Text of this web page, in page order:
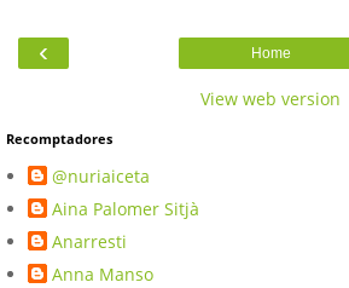
‹ Home
View web version
Recomptadores
@nuriaiceta
Aina Palomer Sitjà
Anarresti
Anna Manso